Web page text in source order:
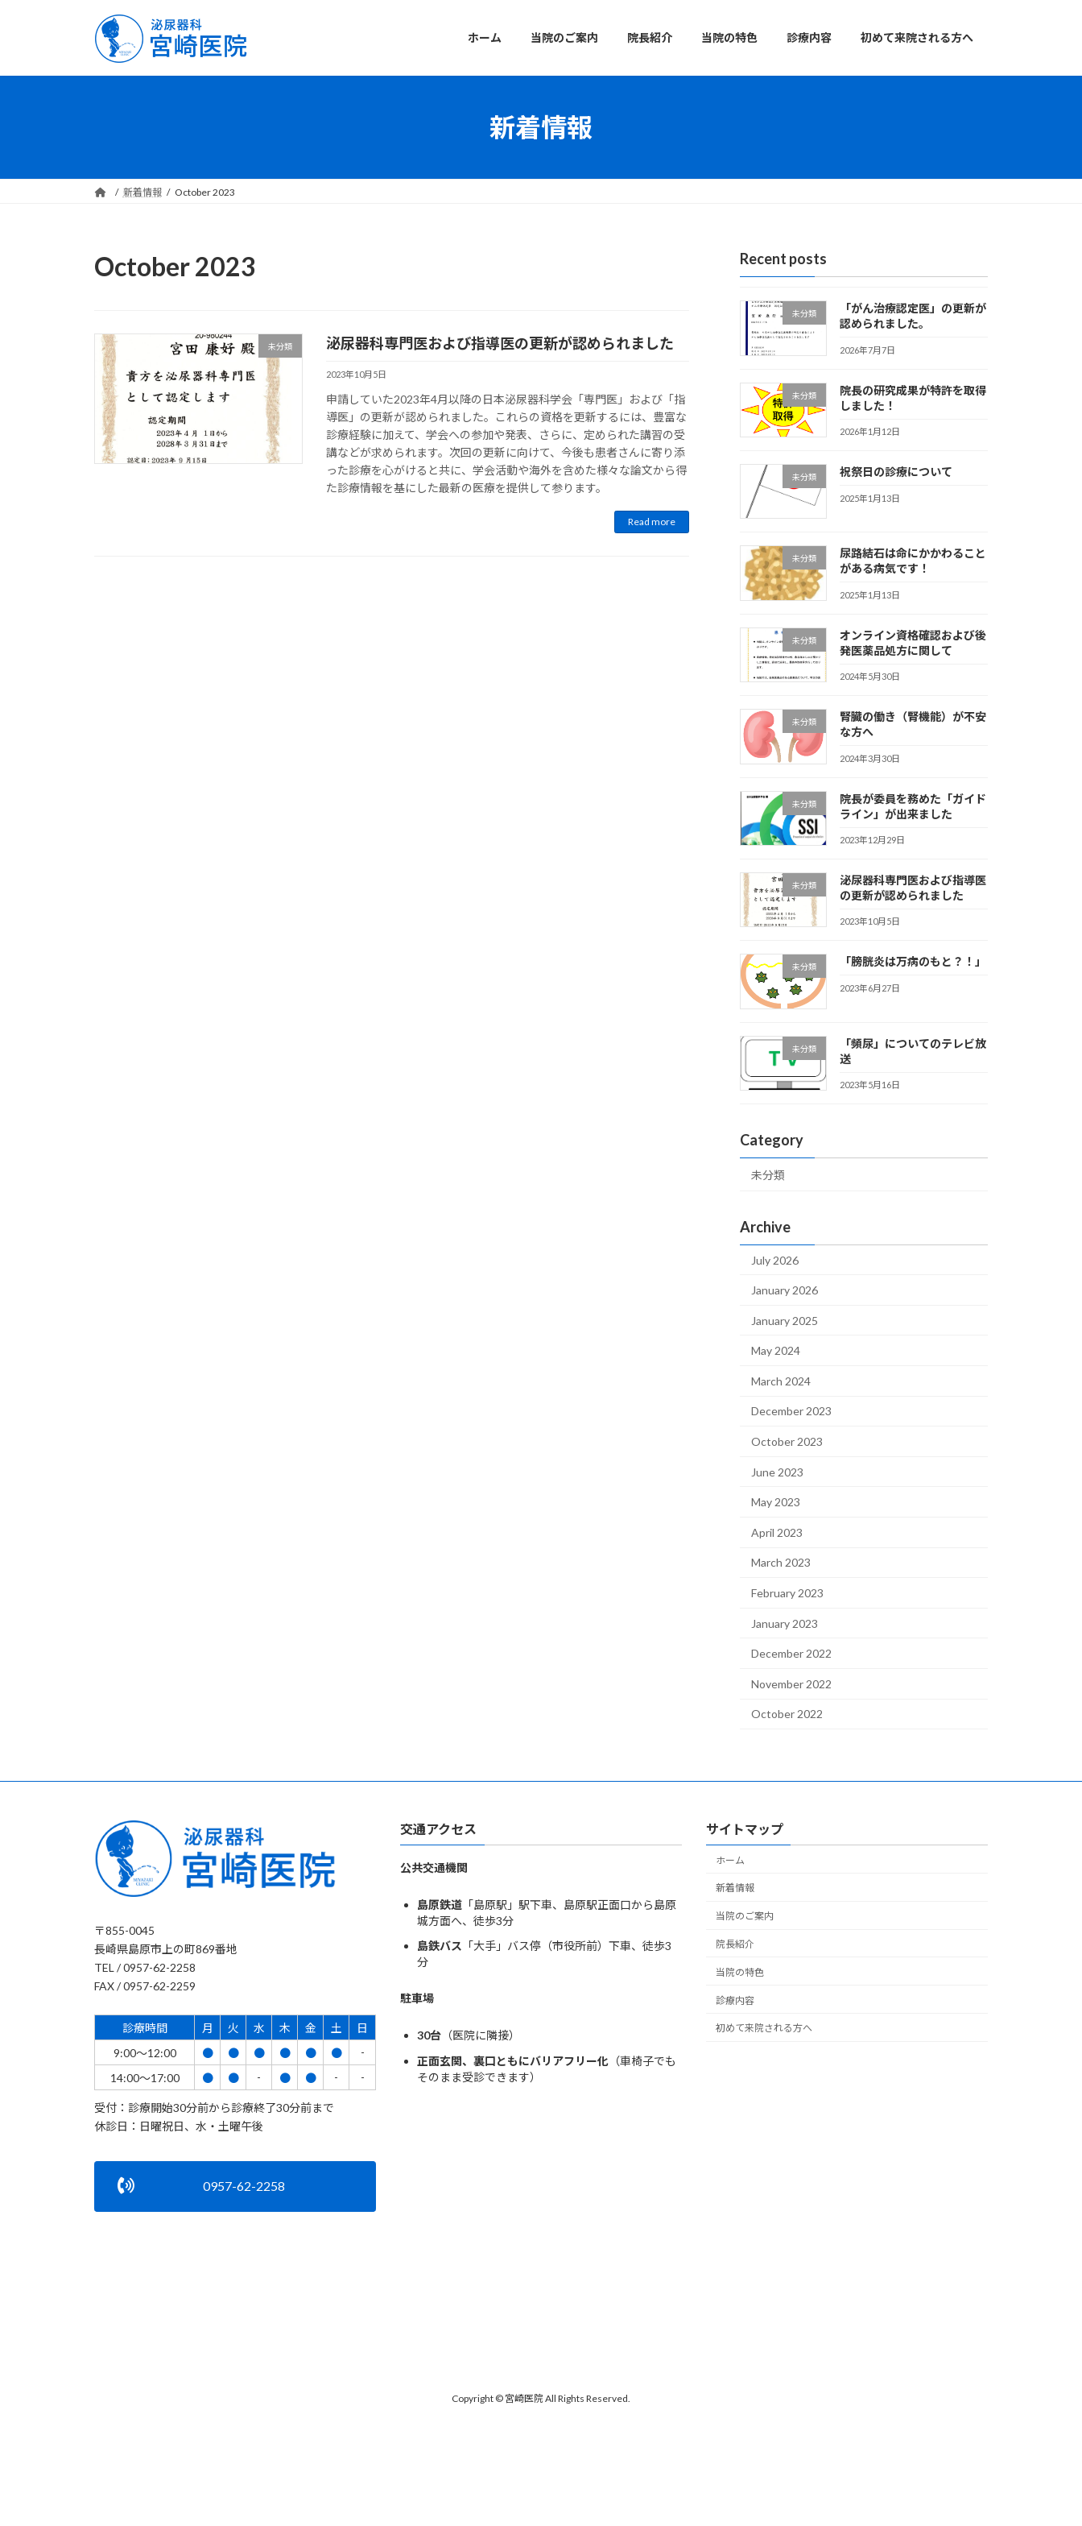
ホーム 当院のご案内 院長紹介 当院の特色 診療内容 初めて来院される方へ
新着情報
新着情報 October 2023
October 2023
未分類 泌尿器科専門医および指導医の更新が認められました
2023年10月5日
申請していた2023年4月以降の日本泌尿器科学会「専門医」および「指
導医」の更新が認められました。これらの資格を更新するには、豊富な
診療経験に加えて、学会への参加や発表、さらに、定められた講習の受
講などが求められます。次回の更新に向けて、今後も患者さんに寄り添
った診療を心がけると共に、学会活動や海外を含めた様々な論文から得
た診療情報を基にした最新の医療を提供して参ります。
Read more
Recent posts
未分類
「がん治療認定医」の更新が
認められました。
2026年7月7日
未分類
院長の研究成果が特許を取得
しました！
2026年1月12日
未分類 祝祭日の診療について
2025年1月13日
未分類
尿路結石は命にかかわること
がある病気です！
2025年1月13日
未分類
オンライン資格確認および後
発医薬品処方に関して
2024年5月30日
未分類
腎臓の働き（腎機能）が不安
な方へ
2024年3月30日
未分類
院長が委員を務めた「ガイド
ライン」が出来ました
2023年12月29日
未分類
泌尿器科専門医および指導医
の更新が認められました
2023年10月5日
未分類 「膀胱炎は万病のもと？！」
2023年6月27日
未分類
「頻尿」についてのテレビ放
送
2023年5月16日
Category
未分類
Archive
July 2026
January 2026
January 2025
May 2024
March 2024
December 2023
October 2023
June 2023
May 2023
April 2023
March 2023
February 2023
January 2023
December 2022
November 2022
October 2022
〒855-0045
長崎県島原市上の町869番地
TEL / 0957-62-2258
FAX / 0957-62-2259
診療時間 月 火 水 木 金 土
日
9:00～12:00
● ● ● ● ● ●
-
14:00～17:00
● ● - ● ● - -
受付：診療開始30分前から診療終了30分前まで
休診日：日曜祝日、水・土曜午後
0957-62-2258
交通アクセス
公共交通機関
島原鉄道 「島原駅」駅下車、島原駅正面口から島原
城方面へ、徒歩3分
島鉄バス 「大手」バス停（市役所前）下車、徒歩3
分
駐車場
30台 （医院に隣接）
正面玄関、裏口ともにバリアフリー化 （車椅子でも
そのまま受診できます）
サイトマップ
ホーム
新着情報
当院のご案内
院長紹介
当院の特色
診療内容
初めて来院される方へ
Copyright © 宮崎医院 All Rights Reserved.